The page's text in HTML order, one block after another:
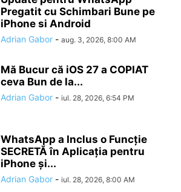
Pregatit cu Schimbari Bune pe
iPhone si Android
Adrian Gabor - aug. 3, 2026, 8:00 AM
Mă Bucur că iOS 27 a COPIAT
ceva Bun de la...
Adrian Gabor - iul. 28, 2026, 6:54 PM
WhatsApp a Inclus o Funcție
SECRETĂ în Aplicația pentru
iPhone și...
Adrian Gabor - iul. 28, 2026, 8:00 AM